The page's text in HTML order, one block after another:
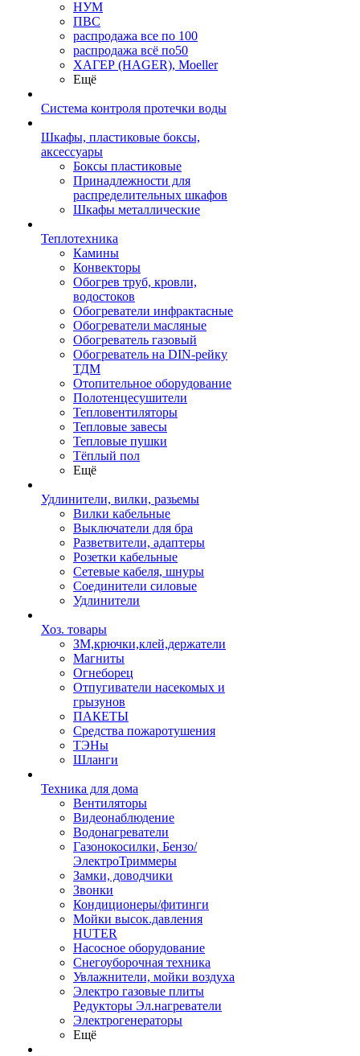
НУМ
ПВС
распродажа все по 100
распродажа всё по50
ХАГЕР (HAGER), Moeller
Ещё
Система контроля протечки воды
Шкафы, пластиковые боксы,
аксессуары
Боксы пластиковые
Принадлежности для
распределительных шкафов
Шкафы металлические
Теплотехника
Камины
Конвекторы
Обогрев труб, кровли,
водостоков
Обогреватели инфрактасные
Обогреватели масляные
Обогреватель газовый
Обогреватель на DIN-рейку
ТДМ
Отопительное оборудование
Полотенцесушители
Тепловентиляторы
Тепловые завесы
Тепловые пушки
Тёплый пол
Ещё
Удлинители, вилки, разьемы
Вилки кабельные
Выключатели для бра
Разветвители, адаптеры
Розетки кабельные
Сетевые кабеля, шнуры
Соединители силовые
Удлинители
Хоз. товары
ЗМ,крючки,клей,держатели
Магниты
Огнеборец
Отпугиватели насекомых и
грызунов
ПАКЕТЫ
Средства пожаротушения
ТЭНы
Шланги
Техника для дома
Вентиляторы
Видеонаблюдение
Водонагреватели
Газонокосилки, Бензо/
ЭлектроТриммеры
Замки, доводчики
Звонки
Кондиционеры/фитинги
Мойки высок.давления
HUTER
Насосное оборудование
Снегоуборочная техника
Увлажнители, мойки воздуха
Электро газовые плиты
Редукторы Эл.нагреватели
Электрогенераторы
Ещё